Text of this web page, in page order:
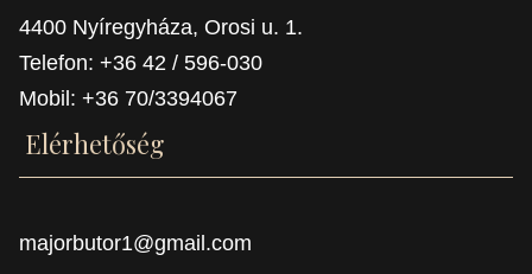
4400 Nyíregyháza, Orosi u. 1.
Telefon: +36 42 / 596-030
Mobil: +36 70/3394067
Elérhetőség
majorbutor1@gmail.com